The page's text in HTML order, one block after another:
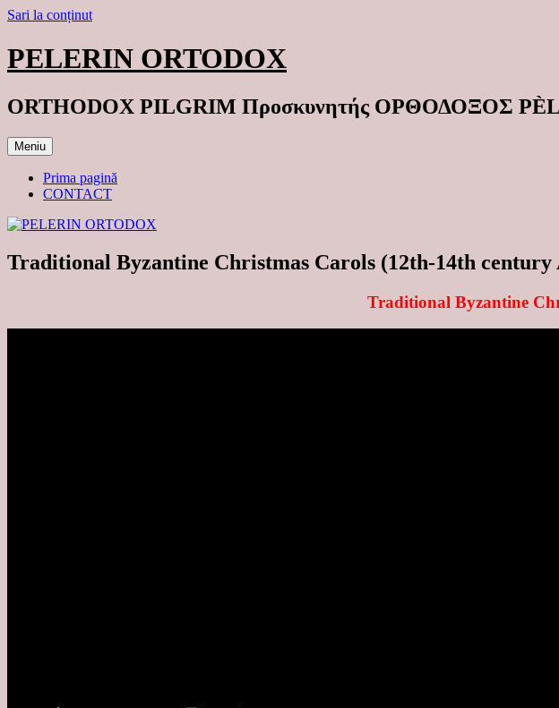
Sari la conținut
PELERIN ORTODOX
ORTHODOX PILGRIM Προσκυνητής ΟΡΘΟΔΟΞΟΣ
Meniu
Prima pagină
CONTACT
Traditional Byzantine Christmas Carols (12th-14th century
Traditional Byzantine